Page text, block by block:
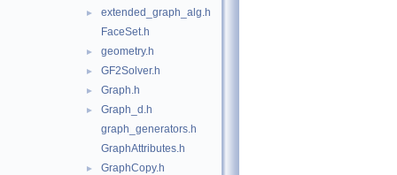
►
extended_graph_alg.h
FaceSet.h
► geometry.h
► GF2Solver.h
► Graph.h
►
Graph_d.h
graph_generators.h
GraphAttributes.h
► GraphCopy.h